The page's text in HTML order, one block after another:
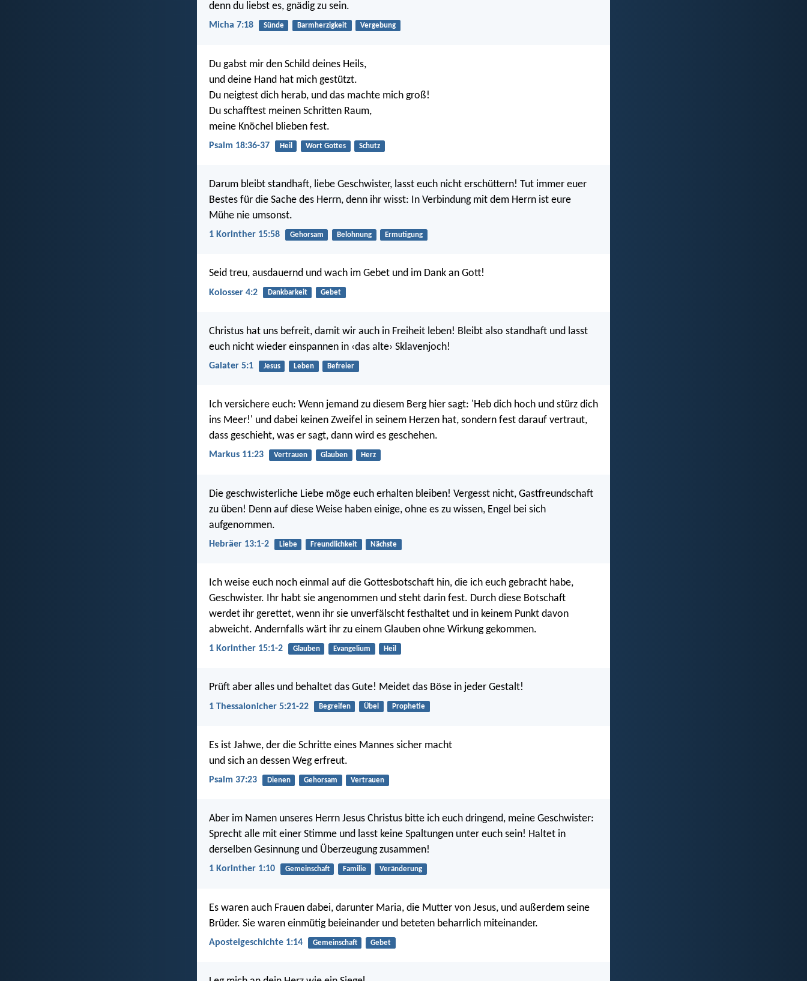
denn du liebst es, gnädig zu sein.
Micha 7:18 Sünde Barmherzigkeit Vergebung
Du gabst mir den Schild deines Heils,
und deine Hand hat mich gestützt.
Du neigtest dich herab, und das machte mich groß!
Du schafftest meinen Schritten Raum,
meine Knöchel blieben fest.
Psalm 18:36-37 Heil Wort Gottes Schutz
Darum bleibt standhaft, liebe Geschwister, lasst euch nicht erschüttern! Tut immer euer
Bestes für die Sache des Herrn, denn ihr wisst: In Verbindung mit dem Herrn ist eure
Mühe nie umsonst.
1 Korinther 15:58 Gehorsam Belohnung Ermutigung
Seid treu, ausdauernd und wach im Gebet und im Dank an Gott!
Kolosser 4:2 Dankbarkeit Gebet
Christus hat uns befreit, damit wir auch in Freiheit leben! Bleibt also standhaft und lasst
euch nicht wieder einspannen in ‹das alte› Sklavenjoch!
Galater 5:1 Jesus Leben Befreier
Ich versichere euch: Wenn jemand zu diesem Berg hier sagt: 'Heb dich hoch und stürz dich
ins Meer!' und dabei keinen Zweifel in seinem Herzen hat, sondern fest darauf vertraut,
dass geschieht, was er sagt, dann wird es geschehen.
Markus 11:23 Vertrauen Glauben Herz
Die geschwisterliche Liebe möge euch erhalten bleiben! Vergesst nicht, Gastfreundschaft
zu üben! Denn auf diese Weise haben einige, ohne es zu wissen, Engel bei sich
aufgenommen.
Hebräer 13:1-2 Liebe Freundlichkeit Nächste
Ich weise euch noch einmal auf die Gottesbotschaft hin, die ich euch gebracht habe,
Geschwister. Ihr habt sie angenommen und steht darin fest. Durch diese Botschaft
werdet ihr gerettet, wenn ihr sie unverfälscht festhaltet und in keinem Punkt davon
abweicht. Andernfalls wärt ihr zu einem Glauben ohne Wirkung gekommen.
1 Korinther 15:1-2 Glauben Evangelium Heil
Prüft aber alles und behaltet das Gute! Meidet das Böse in jeder Gestalt!
1 Thessalonicher 5:21-22 Begreifen Übel Prophetie
Es ist Jahwe, der die Schritte eines Mannes sicher macht
und sich an dessen Weg erfreut.
Psalm 37:23 Dienen Gehorsam Vertrauen
Aber im Namen unseres Herrn Jesus Christus bitte ich euch dringend, meine Geschwister:
Sprecht alle mit einer Stimme und lasst keine Spaltungen unter euch sein! Haltet in
derselben Gesinnung und Überzeugung zusammen!
1 Korinther 1:10 Gemeinschaft Familie Veränderung
Es waren auch Frauen dabei, darunter Maria, die Mutter von Jesus, und außerdem seine
Brüder. Sie waren einmütig beieinander und beteten beharrlich miteinander.
Apostelgeschichte 1:14 Gemeinschaft Gebet